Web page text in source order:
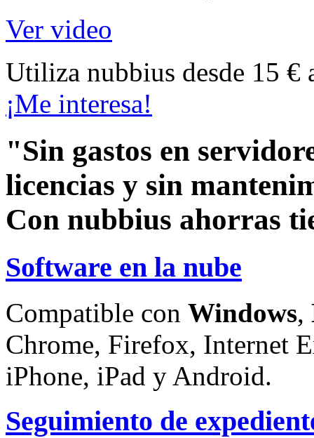
Ver video
Utiliza nubbius desde 15 €
¡Me interesa!
"Sin gastos en
licencias y sin
Con nubbius ahorras
Software en la nube
Compatible con Windows,
Chrome, Firefox, Internet
iPhone, iPad y Android.
Seguimiento de